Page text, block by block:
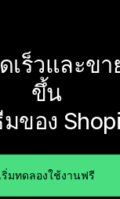
เร็วและข
ขึ้น
ของ
ริ่มทดลองใช้งานฟรี